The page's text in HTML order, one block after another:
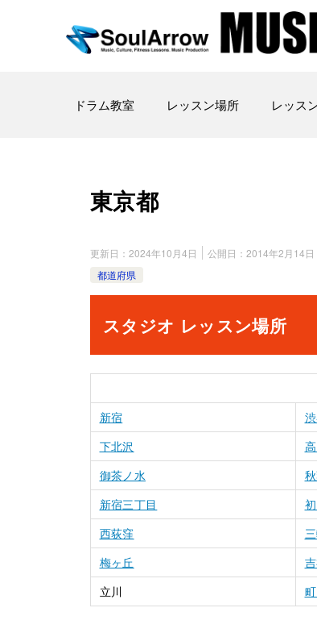
ドラム教室 レッスン場所 レッス
東京都
更新日： 2024年10月4日 公開日： 2014年2月14日
都道府県
スタジオ レッスン場所
新宿
下北沢
御茶ノ水
新宿三丁目
西荻窪
梅ヶ丘
立川